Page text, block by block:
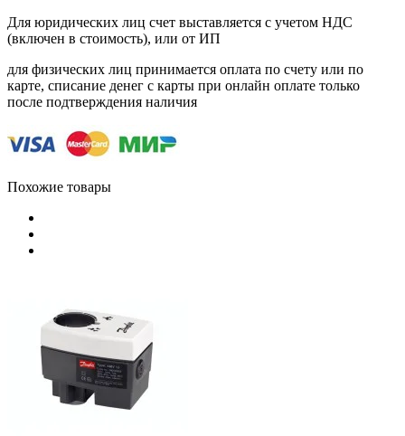
Для юридических лиц счет выставляется с учетом НДС
(включен в стоимость), или от ИП
для физических лиц принимается оплата по счету или по
карте, списание денег с карты при онлайн оплате только
после подтверждения наличия
Похожие товары